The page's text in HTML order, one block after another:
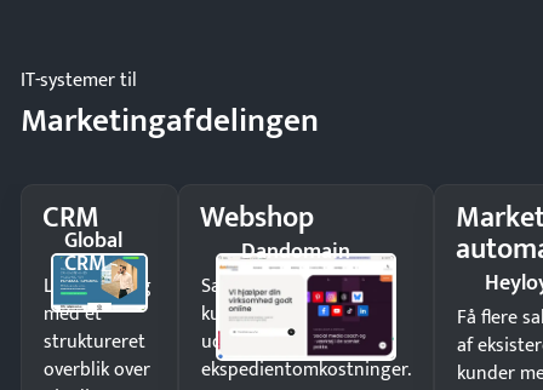
IT-systemer til
Marketingafdelingen
CRM
Global
CRM
Luk flere salg
med et
struktureret
overblik over
Webshop
Dandomain
Sælg produkter 24/7 til
kunder i hele landet
uden
ekspedientomkostninger.
Få flere
af
kunder